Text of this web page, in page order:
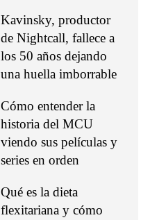
Kavinsky, productor
de Nightcall, fallece a
los 50 años dejando
una huella imborrable
Cómo entender la
historia del MCU
viendo sus películas y
series en orden
Qué es la dieta
flexitariana y cómo